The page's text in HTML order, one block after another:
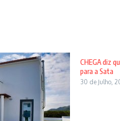
CHEGA diz
para a Sata
30 de Julho,